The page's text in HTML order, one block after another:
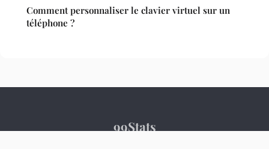
Comment personnaliser le clavier virtuel sur un
téléphone ?
99Stats